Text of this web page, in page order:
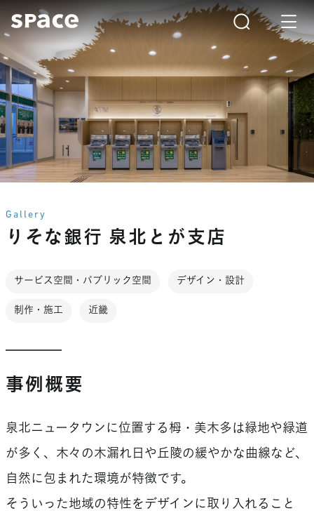
Gallery
りそな銀行 泉北とが支店
サービス空間・パブリック空間 デザイン・設計
制作・施工 近畿
事例概要
泉北ニュータウンに位置する栂・美木多は緑地や緑道
が多く、木々の木漏れ日や丘陵の緩やかな曲線など、
自然に包まれた環境が特徴です。
そういった地域の特性をデザインに取り入れること